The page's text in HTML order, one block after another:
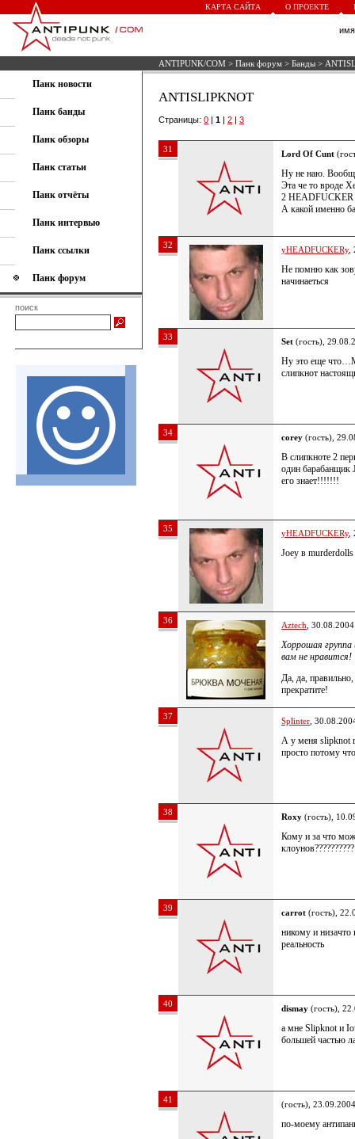
КАРТА САЙТА О ПРОЕКТЕ
ANTIPUNK/COM > Панк форум > Банды >
Панк новости
Панк банды
Панк обзоры
Панк статьи
Панк отчёты
Панк интервью
Панк ссылки
Панк форум
поиск
ANTISLIPKNOT
Страницы: 0 | 1 | 2 | 3
31 Lord Of Cunt
Ну не наю. Вообще
Эта че то вроде
2 HEADFUCKER
А какой именно
32 yHEADFUCKERy,
Не помню как
начинаеться
33 Set (гость),
Ну это еще
слипкнот
34 corey (гость),
В слипкноте 2
один барабанщик
его знает!!!!!!!
35 yHEADFUCKERy,
Joey в
36 Aztech ,
Хоррошая
вам не нравится!
Да, да,
прекратите!
37 Splinter ,
А у меня slipknot
просто потому
38 Roxy (гость),
Кому и за что
клоунов??????????
39 carrot (гость),
никому и низачто
реальность
40 dismay (гость),
а мне Slipknot и
большей частью
41 (гость),
по-моему